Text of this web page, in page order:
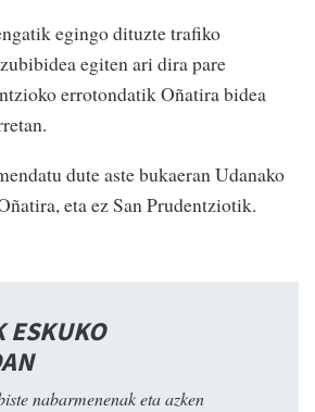
egingo dituzte trafiko
egiten ari dira pare
errotondatik Oñatira bidea
dute aste bukaeran Udanako
eta ez San Prudentziotik.
ESKUKO
nabarmenenak eta azken